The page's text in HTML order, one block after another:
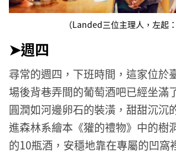
（Landed三位主理人，左起
➤週四
尋常的週四，下班時間，這家位於
場後背巷弄間的葡萄酒吧已經坐滿
圓潤如河邊卵石的裝潢，甜甜沉沉
進森林系繪本《獾的禮物》中的樹
的10瓶酒，安穩地靠在專屬的凹窩